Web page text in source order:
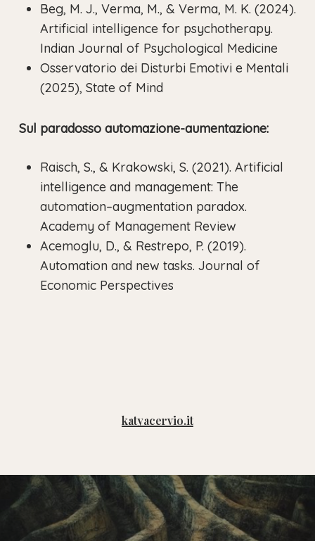
Beg, M. J., Verma, M., & Verma, M. K. (2024).
Artificial intelligence for psychotherapy.
Indian Journal of Psychological Medicine
Osservatorio dei Disturbi Emotivi e Mentali
(2025), State of Mind
Sul paradosso automazione-aumentazione:
Raisch, S., & Krakowski, S. (2021). Artificial
intelligence and management: The
automation–augmentation paradox.
Academy of Management Review
Acemoglu, D., & Restrepo, P. (2019).
Automation and new tasks. Journal of
Economic Perspectives
katyacervio.it